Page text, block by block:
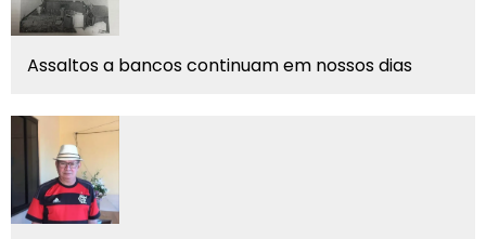
Assaltos a bancos continuam em nossos dias